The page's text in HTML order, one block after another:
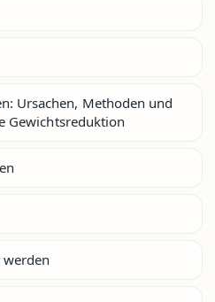
Ursachen, Methoden und
Gewichtsreduktion